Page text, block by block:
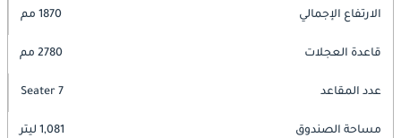
الارتفاع الإجمالي 1870 مم
قاعدة العجلات 2780 مم
عدد المقاعد 7 Seater
مساحة الصندوق 1,081 ليتر